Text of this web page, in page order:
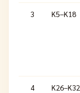
3 K5–K18
4 K26–K32